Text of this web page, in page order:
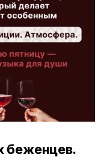
беженцев.